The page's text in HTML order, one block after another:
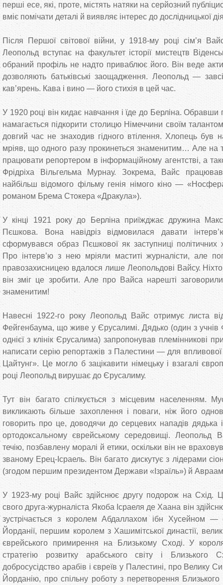
перші есе, які, проте, містять натяки на серйозний
вміє помічати деталі й виявляє інтерес до дослідницької
Після Першої світової війни, у 1918-му році сім’я
Леопольд вступає на факультет історії мистецтв
обраний профіль не надто приваблює його. Він веде
дозволяють батьківські заощадження. Леопольд —
кав’ярень. Кава і вино — його стихія в цей час.
У 1920 році він кидає навчання і їде до Берліна. Обравши
намагається підкорити столицю Німеччини своїм
довгий час не знаходив гідного втілення. Хлопець був
мріяв, що одного разу прокинеться знаменитим… Але на
працювати репортером в інформаційному агентстві, а
Фрідріха Вільгельма Мурнау. Зокрема, Вайс
найбільш відомого фільму генія німого кіно —
романом Брема Стокера «Дракула»).
У кінці 1921 року до Берліна приїжджає дружина
Пєшкова. Вона навідріз відмовилася давати
сформувався образ Пєшкової як заступниці політичних
Про інтерв’ю з нею мріяли маститі журналісти, але
правозахисницею вдалося лише Леопольдові Вайсу.
він зміг це зробити. Але про Вайса нарешті
знаменитим!
Навесні 1922-го року Леопольд Вайс отримує листа
Фейгенбаума, що живе у Єрусалимі. Дядько (один з учнів
однієї з клінік Єрусалима) запропонував племінникові
написати серію репортажів з Палестини — для
Цайтунг». Це могло б зацікавити німецьку і взагалі
році Леопольд вирушає до Єрусалиму.
Тут він багато спілкується з місцевим населенням.
викликають більше захоплення і поваги, ніж його
говорить про це, доводячи до серцевих нападів дядька
ортодоксальному єврейському середовищі. Леопольд
течію, позбавлену моралі й етики, оскільки він не
званому Ерец-Ісраель. Він багато дискутує з лідерами
(згодом першим президентом Держави «Ізраїль») й
У 1923-му році Вайс здійснює другу подорож на Схід.
свого друга-журналіста Якоба Ісраеля де Хаана він
зустрічається з королем Абдаллахом ібн Хусейном —
Йорданії, першим королем з Хашимітської династії,
єврейського примирення на Близькому Сході. У
стратегію розвитку арабського світу і
добросусідство арабів і євреїв у Палестині, про Велику
Йорданію, про спільну роботу з перетворення